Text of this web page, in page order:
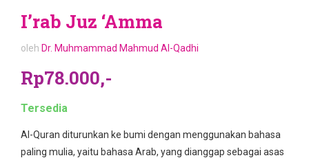
I’rab Juz ‘Amma
oleh Dr. Muhmammad Mahmud Al-Qadhi
Rp78.000,-
Tersedia
Al-Quran diturunkan ke bumi dengan menggunakan bahasa
paling mulia, yaitu bahasa Arab, yang dianggap sebagai asas